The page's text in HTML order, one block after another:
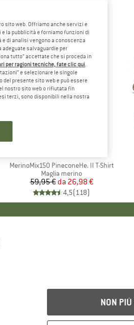
Articolo
MerinoMix150 PineconeHe. II T-Shirt
Gruppo di prodotti
Maglia merino
Prezzo
59,95 € Prezzo ridotto
da 26,98 €
4,5(118)
NON
sito web. Offriamo anche servizi e
la pubblicità e forniamo funzioni di
di analisi vengono a conoscenza
salvaguardie per
tutto” accettate che si proceda in
per ragioni tecniche, fate clic qui.
e selezionare le singole
presente sito web e può essere
nostro sito web o rifiutata fin
terzi, sono disponibili nella nostra